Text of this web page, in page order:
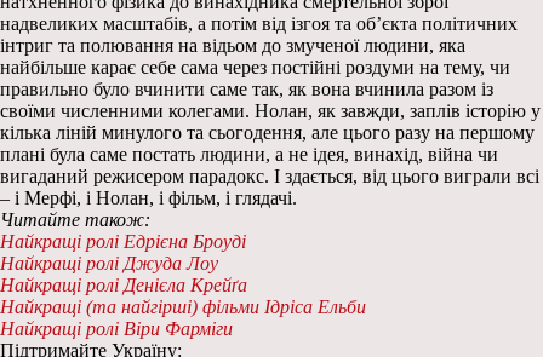
надвеликих масштабів, а потім від ізгоя та об’єкта політичних
інтриг та полювання на відьом до змученої людини, яка
найбільше карає себе сама через постійні роздуми на тему, чи
правильно було вчинити саме так, як вона вчинила разом із
своїми численними колегами. Нолан, як завжди, заплів історію у
кілька ліній минулого та сьогодення, але цього разу на першому
плані була саме постать людини, а не ідея, винахід, війна чи
вигаданий режисером парадокс. І здається, від цього виграли всі
– і Мерфі, і Нолан, і фільм, і глядачі.
Читайте також:
Найкращі ролі Едрієна Броуді
Найкращі ролі Джуда Лоу
Найкращі ролі Денієла Крейґа
Найкращі (та найгірші) фільми Ідріса Ельби
Найкращі ролі Віри Фарміги
Підтримайте Україну: